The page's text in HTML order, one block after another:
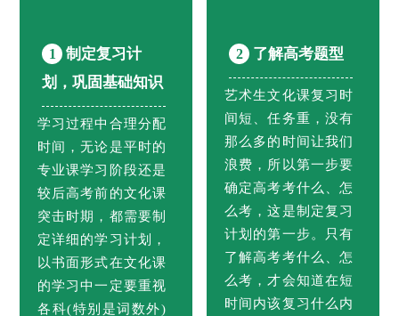
1
制定复习计
划，巩固基础知识
学习过程中合理分配
时间，无论是平时的
专业课学习阶段还是
较后高考前的文化课
突击时期，都需要制
定详细的学习计划，
以书面形式在文化课
的学习中一定要重视
各科(特别是词数外)
2 了解高考题型
艺术生文化课复习时
间短、任务重，没有
那么多的时间让我们
浪费，所以第一步要
确定高考考什么、怎
么考，这是制定复习
计划的第一步。只有
了解高考考什么、怎
么考，才会知道在短
时间内该复习什么内